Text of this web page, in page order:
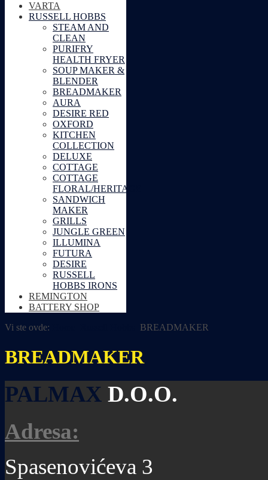
VARTA
RUSSELL HOBBS
STEAM AND
CLEAN
PURIFRY
HEALTH FRYER
SOUP MAKER &
BLENDER
BREADMAKER
AURA
DESIRE RED
OXFORD
KITCHEN
COLLECTION
DELUXE
COTTAGE
COTTAGE
FLORAL/HERITAGE
SANDWICH
MAKER
GRILLS
JUNGLE GREEN
ILLUMINA
FUTURA
DESIRE
RUSSELL
HOBBS IRONS
REMINGTON
BATTERY SHOP
Vi ste ovde:
BREADMAKER
BREADMAKER
PALMAX D.O.O.
Adresa:
Spasenovićeva 3